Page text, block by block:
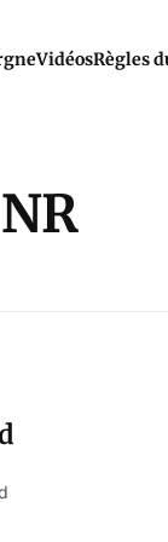
VidéosRègles
NR